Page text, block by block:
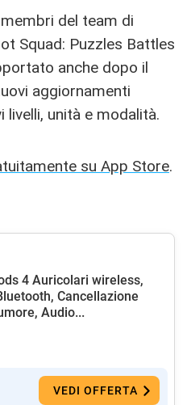
del team di
Squad: Puzzles Battles
anche dopo il
aggiornamenti
livelli, unità e modalità.
su App Store.
4 Auricolari wireless,
Cancellazione
Audio...
VEDI OFFERTA